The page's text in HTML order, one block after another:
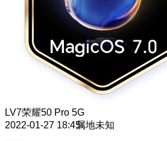
LV7荣耀50 Pro 5G
2022-01-27 18:45属地未知